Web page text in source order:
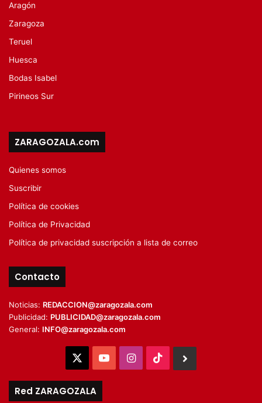
Aragón
Zaragoza
Teruel
Huesca
Bodas Isabel
Pirineos Sur
ZARAGOZALA.com
Quienes somos
Suscribir
Política de cookies
Política de Privacidad
Política de privacidad suscripción a lista de correo
Contacto
Noticias: REDACCION@zaragozala.com
Publicidad: PUBLICIDAD@zaragozala.com
General: INFO@zaragozala.com
YouTubeInstagram
TikTok
Red ZARAGOZALA